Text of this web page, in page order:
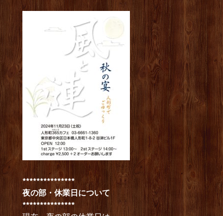
***************
夜の部・休業日について
***************